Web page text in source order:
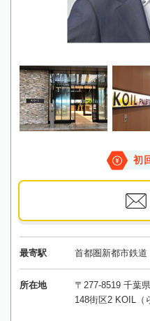
初
最寄駅 首都圏新都市鉄
所在地
〒277-8519 千葉
148街区2 KOIL（